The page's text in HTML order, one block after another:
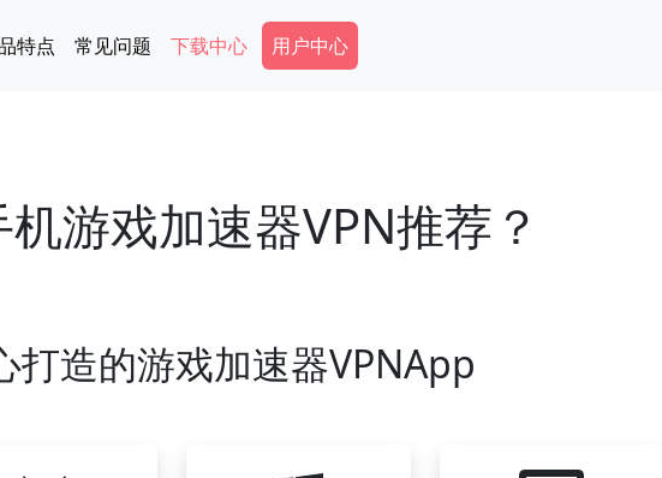
特点 常见问题 下载中心 Secondary Menu
用户中心
游戏加速器VPN推荐？
打造的游戏加速器VPNApp